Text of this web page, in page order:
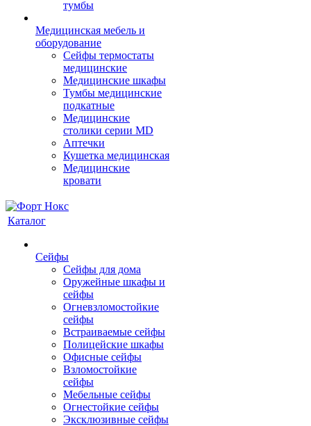
тумбы
Медицинская мебель и
оборудование
Сейфы термостаты
медицинские
Медицинские шкафы
Тумбы медицинские
подкатные
Медицинские
столики серии MD
Аптечки
Кушетка медицинская
Медицинские
кровати
Каталог
Сейфы
Сейфы для дома
Оружейные шкафы и
сейфы
Огневзломостойкие
сейфы
Встраиваемые сейфы
Полицейские шкафы
Офисные сейфы
Взломостойкие
сейфы
Мебельные сейфы
Огнестойкие сейфы
Эксклюзивные сейфы